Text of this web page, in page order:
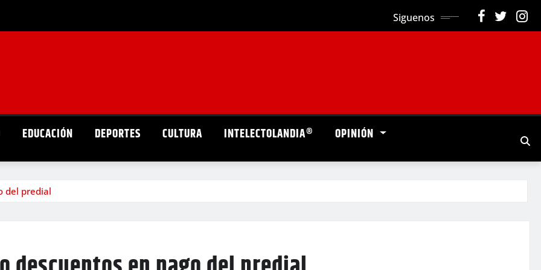
Siguenos
EDUCACIÓN DEPORTES CULTURA INTELECTOLANDIA® OPINIÓN
del predial